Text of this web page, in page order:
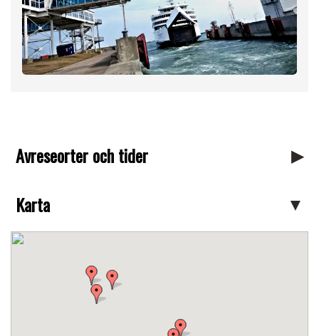
Avreseorter och tider
Karta